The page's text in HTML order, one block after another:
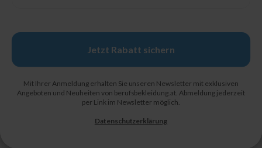
© 2026, Berufsbekleidung.deJetzt Rabatt sichern
Mit Ihrer Anmeldung erhalten Sie unseren Newsletter mit exklusiven
Angeboten und Neuheiten von berufsbekleidung.at. Abmeldung jederzeit
per Link im Newsletter möglich.
Datenschutzerklärung